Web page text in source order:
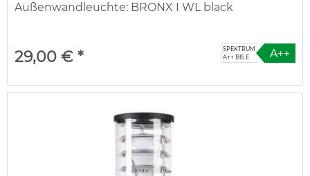
Außenwandleuchte: BRONX I WL black
A++
SPEKTRUM
A++ BIS E
29,00 € *